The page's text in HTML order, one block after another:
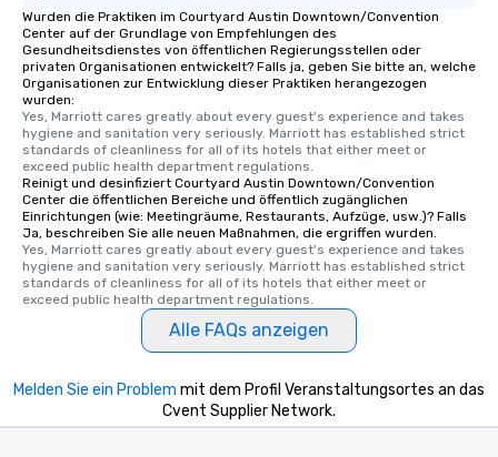
Wurden die Praktiken im Courtyard Austin Downtown/Convention
Center auf der Grundlage von Empfehlungen des
Gesundheitsdienstes von öffentlichen Regierungsstellen oder
privaten Organisationen entwickelt? Falls ja, geben Sie bitte an, welche
Organisationen zur Entwicklung dieser Praktiken herangezogen
wurden:
Yes, Marriott cares greatly about every guest's experience and takes
hygiene and sanitation very seriously. Marriott has established strict
standards of cleanliness for all of its hotels that either meet or
exceed public health department regulations.
Reinigt und desinfiziert Courtyard Austin Downtown/Convention
Center die öffentlichen Bereiche und öffentlich zugänglichen
Einrichtungen (wie: Meetingräume, Restaurants, Aufzüge, usw.)? Falls
Ja, beschreiben Sie alle neuen Maßnahmen, die ergriffen wurden.
Yes, Marriott cares greatly about every guest's experience and takes
hygiene and sanitation very seriously. Marriott has established strict
standards of cleanliness for all of its hotels that either meet or
exceed public health department regulations.
Alle FAQs anzeigen
Melden Sie ein Problem mit dem Profil Veranstaltungsortes an das
Cvent Supplier Network.